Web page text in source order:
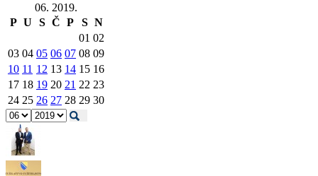
06. 2019.
P U S Č P S N
01 02
03 04 05 06 07 08 09
10 11 12 13 14 15 16
17 18 19 20 21 22 23
24 25 26 27 28 29 30